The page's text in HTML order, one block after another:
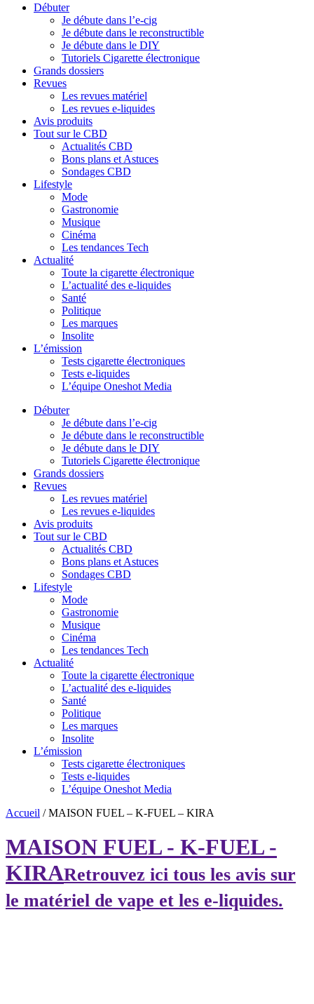
Débuter
Je débute dans l’e-cig
Je débute dans le reconstructible
Je débute dans le DIY
Tutoriels Cigarette électronique
Grands dossiers
Revues
Les revues matériel
Les revues e-liquides
Avis produits
Tout sur le CBD
Actualités CBD
Bons plans et Astuces
Sondages CBD
Lifestyle
Mode
Gastronomie
Musique
Cinéma
Les tendances Tech
Actualité
Toute la cigarette électronique
L’actualité des e-liquides
Santé
Politique
Les marques
Insolite
L’émission
Tests cigarette électroniques
Tests e-liquides
L’équipe Oneshot Media
Débuter
Je débute dans l’e-cig
Je débute dans le reconstructible
Je débute dans le DIY
Tutoriels Cigarette électronique
Grands dossiers
Revues
Les revues matériel
Les revues e-liquides
Avis produits
Tout sur le CBD
Actualités CBD
Bons plans et Astuces
Sondages CBD
Lifestyle
Mode
Gastronomie
Musique
Cinéma
Les tendances Tech
Actualité
Toute la cigarette électronique
L’actualité des e-liquides
Santé
Politique
Les marques
Insolite
L’émission
Tests cigarette électroniques
Tests e-liquides
L’équipe Oneshot Media
Accueil /MAISON FUEL – K-FUEL – KIRA
MAISON FUEL - K-FUEL -
KIRARetrouvez ici tous les avis sur
le matériel de vape et les e-liquides.